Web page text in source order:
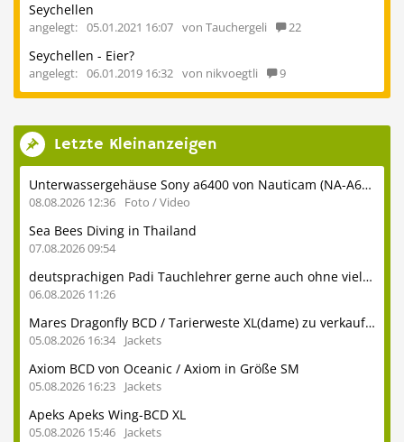
Seychellen
angelegt: 05.01.2021 16:07 von Tauchergeli 22
Seychellen - Eier?
angelegt: 06.01.2019 16:32 von nikvoegtli 9
Letzte Kleinanzeigen
Unterwassergehäuse Sony a6400 von Nauticam (NA-A6400) inkl. Glasdome usw.
08.08.2026 12:36 Foto / Video
Sea Bees Diving in Thailand
07.08.2026 09:54
deutsprachigen Padi Tauchlehrer gerne auch ohne viel Erfahrung
06.08.2026 11:26
Mares Dragonfly BCD / Tarierweste XL(dame) zu verkaufen
05.08.2026 16:34 Jackets
Axiom BCD von Oceanic / Axiom in Größe SM
05.08.2026 16:23 Jackets
Apeks Apeks Wing-BCD XL
05.08.2026 15:46 Jackets